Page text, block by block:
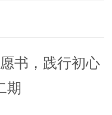
书，践行初心
期